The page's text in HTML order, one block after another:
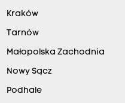
Kraków
Tarnów
Małopolska Zachodnia
Nowy Sącz
Podhale